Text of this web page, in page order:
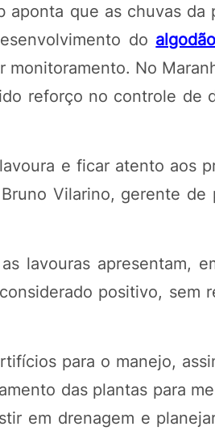
aponta que as chuvas da
do algodão
monitoramento. No
reforço no controle de
e ficar atento aos
Vilarino, gerente de
lavouras apresentam,
positivo, sem
para o manejo,
das plantas para
em drenagem e
Orgânico 1 LT